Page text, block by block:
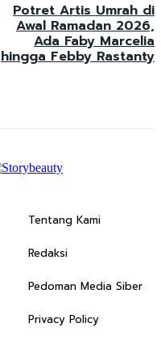
Potret Artis Umrah di
Awal Ramadan 2026,
Ada Faby Marcelia
hingga Febby Rastanty
Tentang Kami
Redaksi
Pedoman Media Siber
Privacy Policy